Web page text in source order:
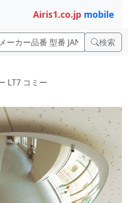
Airis1.co.jp mobile
検索
LT7 コミー